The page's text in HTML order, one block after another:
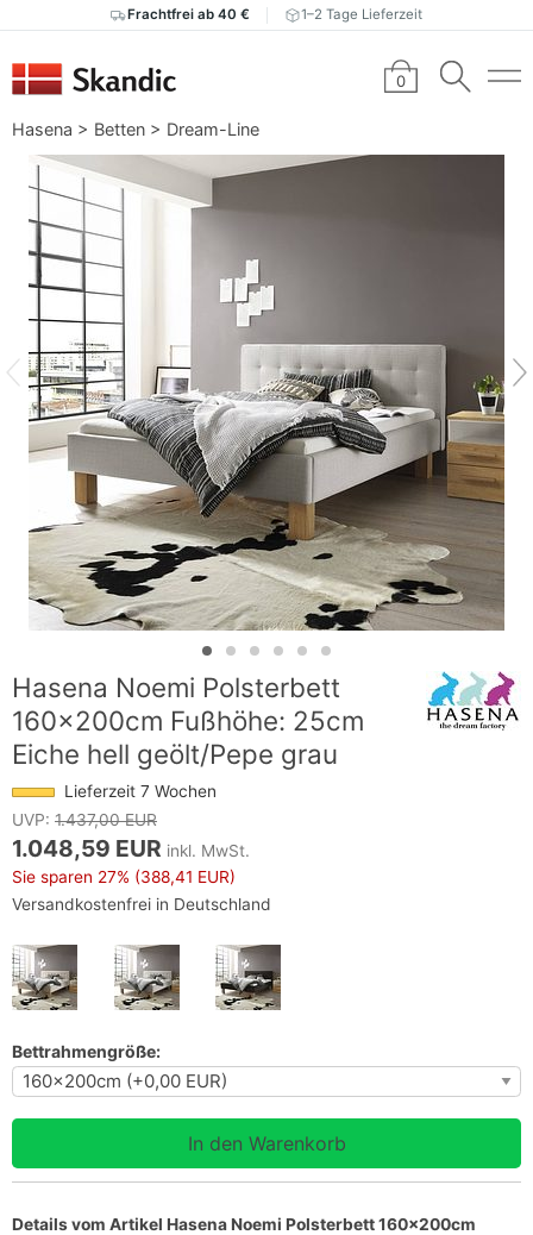
Frachtfrei ab 40 € 1–2 Tage Lieferzeit
0
Hasena > Betten > Dream-Line
Hasena Noemi Polsterbett
160x200cm Fußhöhe: 25cm
Eiche hell geölt/Pepe grau
Lieferzeit 7 Wochen
UVP: 1.437,00 EUR
1.048,59 EUR inkl. MwSt.
Sie sparen 27% (388,41 EUR)
Versandkostenfrei in Deutschland
Bettrahmengröße:
Details vom Artikel Hasena Noemi Polsterbett 160x200cm